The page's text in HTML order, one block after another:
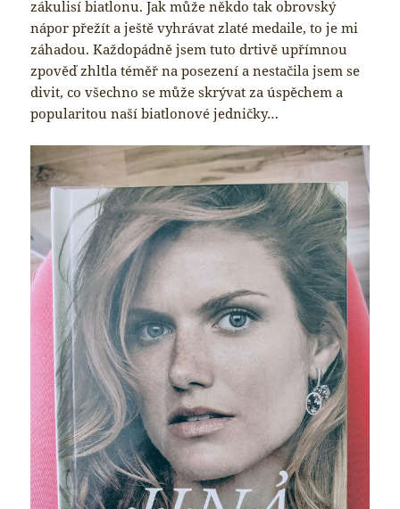
zákulisí biatlonu. Jak může někdo tak obrovský
nápor přežít a ještě vyhrávat zlaté medaile, to je mi
záhadou. Každopádně jsem tuto drtivě upřímnou
zpověď zhltla téměř na posezení a nestačila jsem se
divit, co všechno se může skrývat za úspěchem a
popularitou naší biatlonové jedničky…